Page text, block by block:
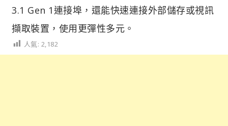
3.1 Gen 1連接埠，還能快速連接外部儲存或視訊
擷取裝置，使用更彈性多元。
人氣: 2,182